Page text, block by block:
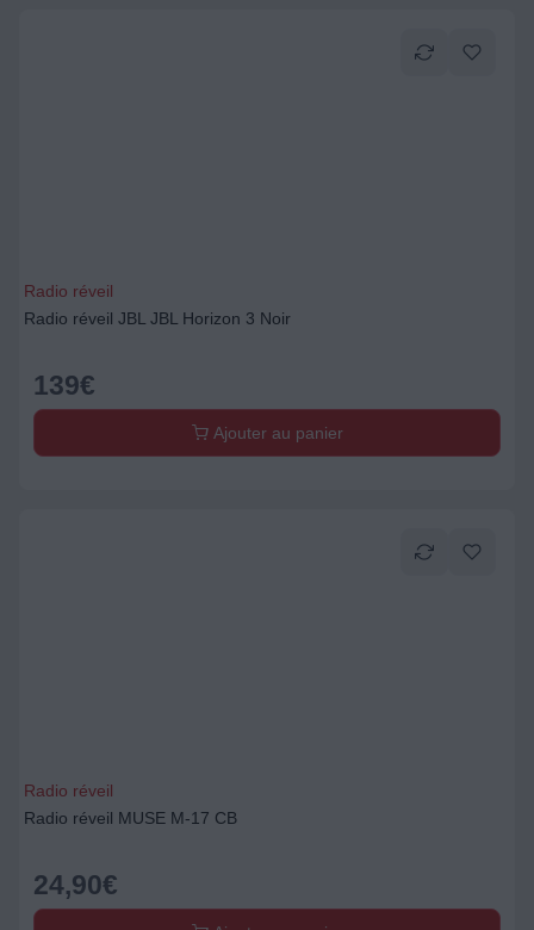
Radio réveil
Radio réveil JBL JBL Horizon 3 Noir
139€
Ajouter au panier
Radio réveil
Radio réveil MUSE M-17 CB
24,90€